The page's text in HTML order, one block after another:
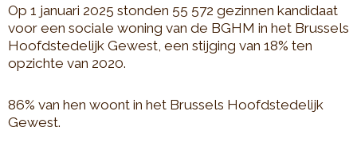
Op 1 januari 2025 stonden 55 572 gezinnen kandidaat
voor een sociale woning van de BGHM in het Brussels
Hoofdstedelijk Gewest, een stijging van 18% ten
opzichte van 2020.
86% van hen woont in het Brussels Hoofdstedelijk
Gewest.